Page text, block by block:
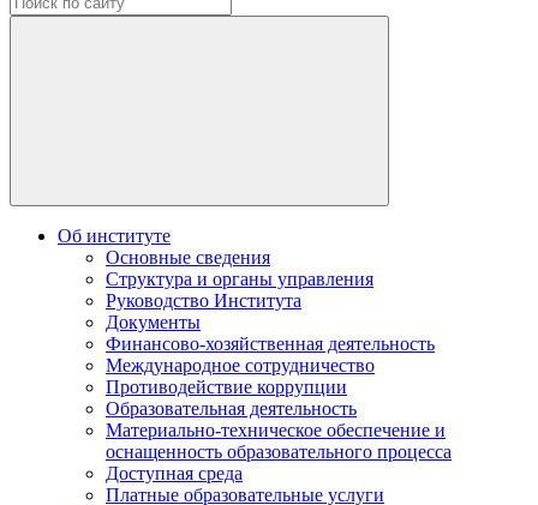
Об институте
Основные сведения
Структура и органы управления
Руководство Института
Документы
Финансово-хозяйственная деятельность
Международное сотрудничество
Противодействие коррупции
Образовательная деятельность
Материально-техническое обеспечение и
оснащенность образовательного процесса
Доступная среда
Платные образовательные услуги